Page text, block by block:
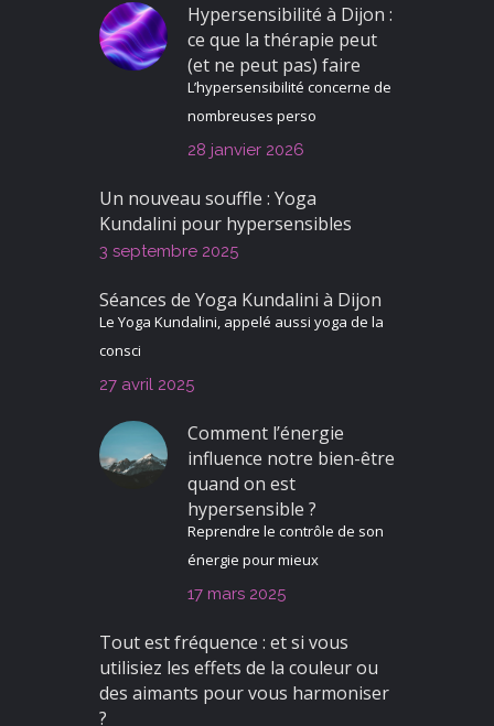
Hypersensibilité à Dijon :
ce que la thérapie peut
(et ne peut pas) faire
L’hypersensibilité concerne de
nombreuses perso
28 janvier 2026
Un nouveau souffle : Yoga
Kundalini pour hypersensibles
3 septembre 2025
Séances de Yoga Kundalini à Dijon
Le Yoga Kundalini, appelé aussi yoga de la
consci
27 avril 2025
Comment l’énergie
influence notre bien-être
quand on est
hypersensible ?
Reprendre le contrôle de son
énergie pour mieux
17 mars 2025
Tout est fréquence : et si vous
utilisiez les effets de la couleur ou
des aimants pour vous harmoniser
?